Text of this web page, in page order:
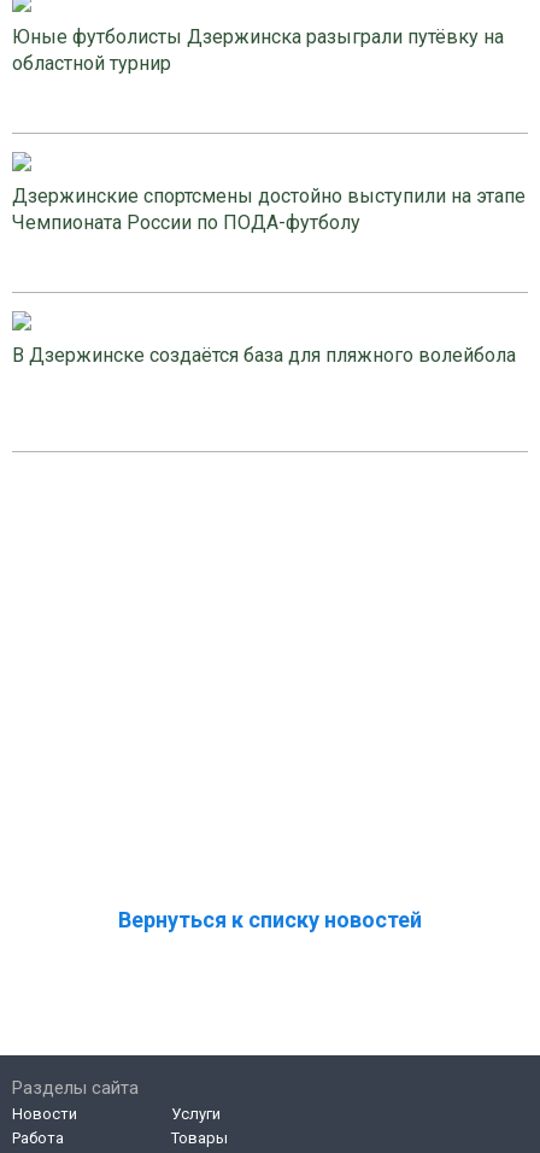
Юные футболисты Дзержинска разыграли путёвку на
областной турнир
Дзержинские спортсмены достойно выступили на этапе
Чемпионата России по ПОДА-футболу
В Дзержинске создаётся база для пляжного волейбола
Вернуться к списку новостей
Разделы сайта
Новости
Работа
Услуги
Товары